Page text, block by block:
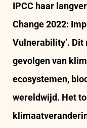
IPCC haar
Change 2022:
Vulnerability’.
gevolgen van
ecosystemen,
wereldwijd. Het